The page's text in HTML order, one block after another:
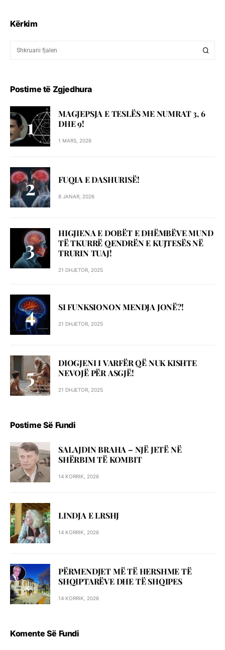
Kërkim
Postime të Zgjedhura
MAGJEPSJA E TESLËS ME NUMRAT 3, 6
DHE 9!
1 MARS, 2026
FUQIA E DASHURISË!
8 JANAR, 2026
HIGJIENA E DOBËT E DHËMBËVE MUND
TË TKURRË QENDRËN E KUJTESËS NË
TRURIN TUAJ!
21 DHJETOR, 2025
SI FUNKSIONON MENDJA JONË?!
21 DHJETOR, 2025
DIOGJENI I VARFËR QË NUK KISHTE
NEVOJË PËR ASGJË!
21 DHJETOR, 2025
Postime Së Fundi
SALAJDIN BRAHA – NJЁ JETЁ NЁ
SHЁRBIM TЁ KOMBIT
14 KORRIK, 2026
LINDJA E LRSHJ
14 KORRIK, 2026
PËRMENDJET MË TË HERSHME TË
SHQIPTARËVE DHE TË SHQIPES
14 KORRIK, 2026
Komente Së Fundi